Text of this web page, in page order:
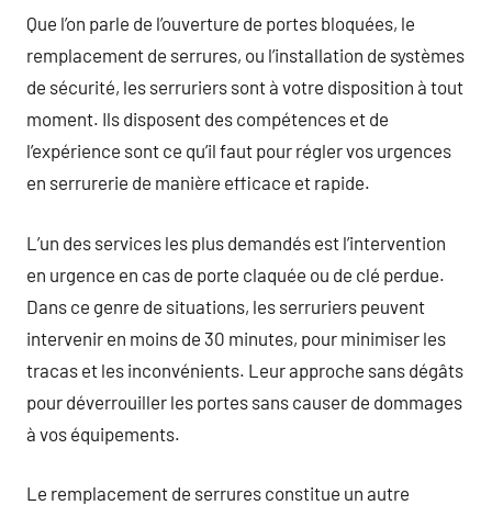
Que l’on parle de l’ouverture de portes bloquées, le
remplacement de serrures, ou l’installation de systèmes
de sécurité, les serruriers sont à votre disposition à tout
moment. Ils disposent des compétences et de
l’expérience sont ce qu’il faut pour régler vos urgences
en serrurerie de manière efficace et rapide.
L’un des services les plus demandés est l’intervention
en urgence en cas de porte claquée ou de clé perdue.
Dans ce genre de situations, les serruriers peuvent
intervenir en moins de 30 minutes, pour minimiser les
tracas et les inconvénients. Leur approche sans dégâts
pour déverrouiller les portes sans causer de dommages
à vos équipements.
Le remplacement de serrures constitue un autre